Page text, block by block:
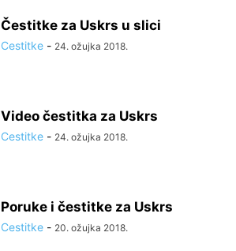
Čestitke za Uskrs u slici
Cestitke - 24. ožujka 2018.
Video čestitka za Uskrs
Cestitke - 24. ožujka 2018.
Poruke i čestitke za Uskrs
Cestitke - 20. ožujka 2018.